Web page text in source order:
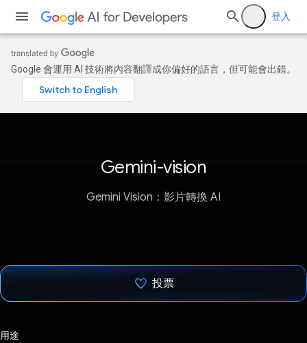
登入
Google 會運用 AI 技術將內容翻譯成你偏好的語言，但可能會出錯。
Gemini-vision
Gemini Vision：影片轉換 AI
投票
用途